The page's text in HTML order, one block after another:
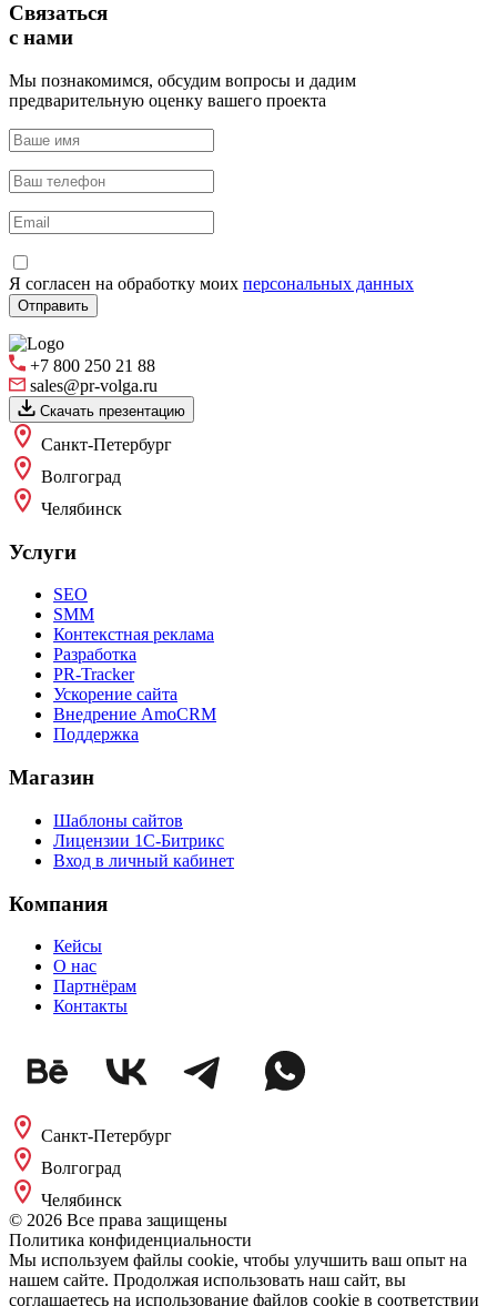
Связаться
с нами
Мы познакомимся, обсудим вопросы и дадим
предварительную оценку вашего проекта
Я согласен на обработку моих персональных данных
+7 800 250 21 88
sales@pr-volga.ru
Скачать презентацию
Санкт-Петербург
Волгоград
Челябинск
Услуги
SEO
SMM
Контекстная реклама
Разработка
PR-Tracker
Ускорение сайта
Внедрение AmoCRM
Поддержка
Магазин
Шаблоны сайтов
Лицензии 1С-Битрикс
Вход в личный кабинет
Компания
Кейсы
О нас
Партнёрам
Контакты
Санкт-Петербург
Волгоград
Челябинск
© 2026 Все права защищены
Политика конфиденциальности
Мы используем файлы cookie, чтобы улучшить ваш опыт на
нашем сайте. Продолжая использовать наш сайт, вы
соглашаетесь на использование файлов cookie в соответствии